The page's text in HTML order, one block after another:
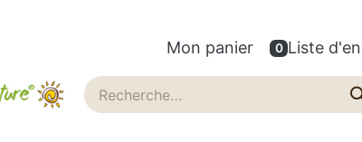
Mon panier 0 Liste